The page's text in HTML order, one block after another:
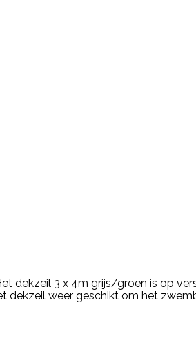
dekzeil 3 x 4m grijs/groen is op
weer geschikt om het